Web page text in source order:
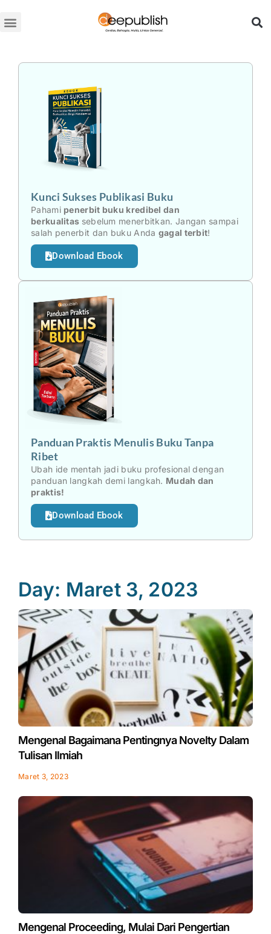
ke
Kunci Sukses Publikasi Buku
Pahami penerbit buku kredibel dan
berkualitas sebelum menerbitkan. Jangan sampai
salah penerbit dan buku Anda gagal terbit!
Download Ebook
Panduan Praktis Menulis Buku Tanpa
Ribet
Ubah ide mentah jadi buku profesional dengan
panduan langkah demi langkah. Mudah dan
praktis!
Download Ebook
Day: Maret 3, 2023
Mengenal Bagaimana Pentingnya Novelty Dalam
Tulisan Ilmiah
Maret 3, 2023
Mengenal Proceeding, Mulai Dari Pengertian